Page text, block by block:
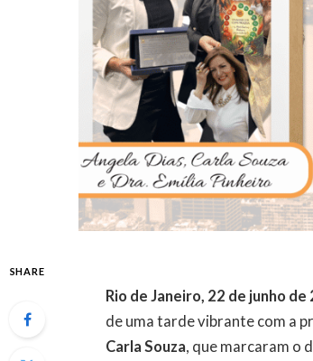
SHARE
Rio de Janeiro, 22 de junho de
de uma tarde vibrante com a
Carla Souza, que marcaram o